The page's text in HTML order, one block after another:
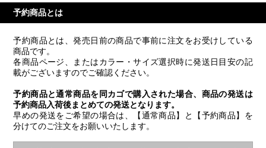
予約商品とは
予約商品とは、発売日前の商品で事前に注文をお受けしている
商品です。
各商品ページ、またはカラー・サイズ選択時に発送日目安の記
載がございますのでご確認ください。
予約商品と通常商品を同カゴで購入された場合、商品の発送は
予約商品入荷後まとめての発送となります。
早めの発送をご希望の場合は、【通常商品】と【予約商品】を
分けてのご注文をお願いいたします。